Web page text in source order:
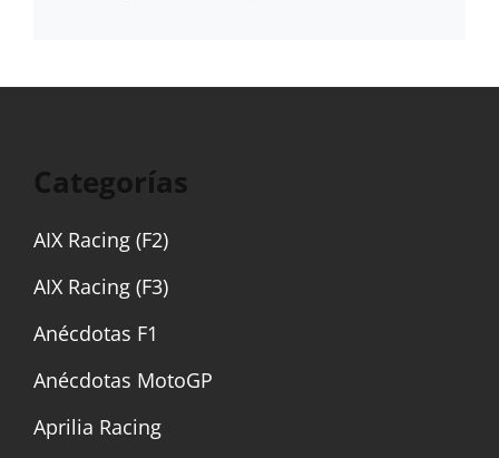
Categorías
AIX Racing (F2)
AIX Racing (F3)
Anécdotas F1
Anécdotas MotoGP
Aprilia Racing